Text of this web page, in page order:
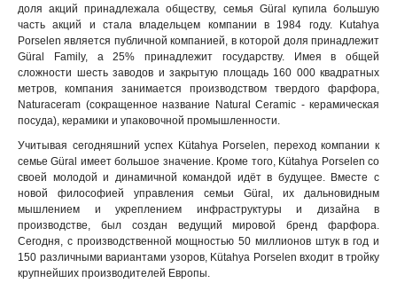
доля акций принадлежала обществу, семья Güral купила большую
часть акций и стала владельцем компании в 1984 году. Kutahya
Porselen является публичной компанией, в которой доля принадлежит
Güral Family, а 25% принадлежит государству. Имея в общей
сложности шесть заводов и закрытую площадь 160 000 квадратных
метров, компания занимается производством твердого фарфора,
Naturaceram (сокращенное название Natural Ceramic - керамическая
посуда), керамики и упаковочной промышленности.
Учитывая сегодняшний успех Kütahya Porselen, переход компании к
семье Güral имеет большое значение. Кроме того, Kütahya Porselen со
своей молодой и динамичной командой идёт в будущее. Вместе с
новой философией управления семьи Güral, их дальновидным
мышлением и укреплением инфраструктуры и дизайна в
производстве, был создан ведущий мировой бренд фарфора.
Сегодня, с производственной мощностью 50 миллионов штук в год и
150 различными вариантами узоров, Kütahya Porselen входит в тройку
крупнейших производителей Европы.